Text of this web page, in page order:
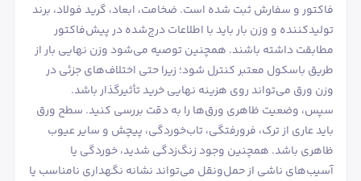
فاکتور و سفارش ثبت شده است. ضخامت، ابعاد، گرید فولاد، برند
تولیدکننده و وزن بار باید با اطلاعات درج‌شده در پیش‌فاکتور
مطابقت داشته باشند. همچنین توصیه می‌شود وزن نهایی بار از
طریق باسکول معتبر کنترل شود؛ زیرا حتی اختلاف‌های جزئی در
وزن ورق می‌تواند روی هزینه نهایی خرید تأثیرگذار باشد.
سپس، وضعیت ظاهری ورق‌ها را به دقت بررسی کنید. سطح ورق
باید عاری از ترک، فرورفتگی، تاب‌خوردگی، پیچش و سایر عیوب
ظاهری باشد. همچنین وجود زنگ‌زدگی شدید، خوردگی یا
آسیب‌های ناشی از حمل‌ونقل می‌تواند نشانه نگهداری نامناسب یا